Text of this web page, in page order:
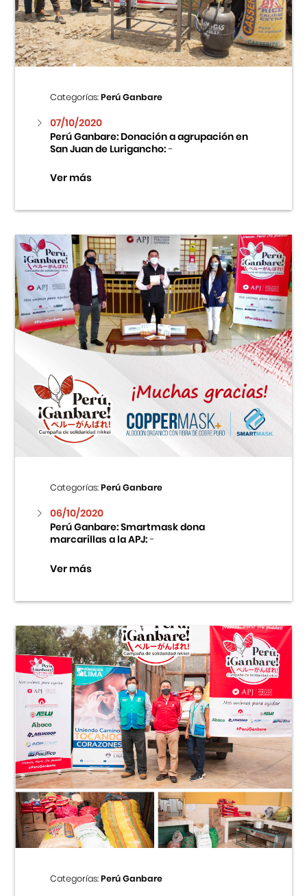
Centro Cultural Peruano Japonés
Cursos
Museo de la Inmigración Japonesa
Fondo Editorial
Teatro Peruano Japonés
Categorías:Perú Ganbare
07/10/2020
Perú Ganbare: Donación a agrupación en
San Juan de Lurigancho:-
Ver más
Categorías:Perú Ganbare
06/10/2020
Perú Ganbare: Smartmask dona
marcarillas a la APJ:-
Ver más
Categorías:Perú Ganbare